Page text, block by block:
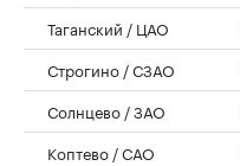
Таганский / ЦАО
Строгино / СЗАО
Солнцево / ЗАО
Коптево / САО